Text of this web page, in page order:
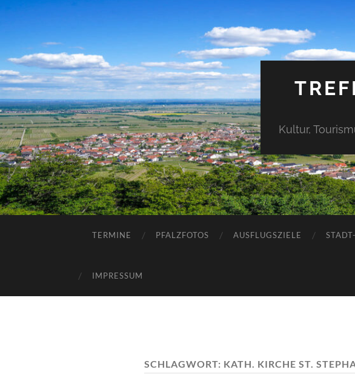
Kultur,
TERMINE PFALZFOTOS AUSFLUGSZIELE
IMPRESSUM
SCHLAGWORT: KATH. KIRCHE ST.